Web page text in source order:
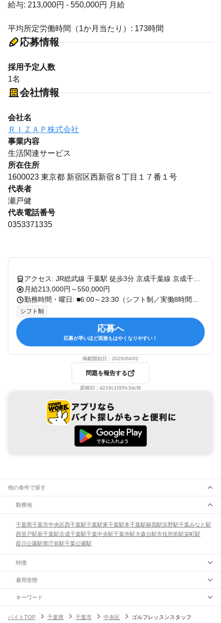
給与: 213,000円 - 550,000円 月給
平均所定労働時間（1か月当たり）: 173時間
応募情報
採用予定人数
1名
会社情報
会社名
ＲＩＺＡＰ株式会社
事業内容
生活関連サービス
所在住所
1600023 東京都 新宿区西新宿８丁目１７番１号
代表者
瀬戸健
代表電話番号
0353371335
月給213,000円～550,000円
シフト制
応募へ
応募が早いほど面接もはやくなりやすい！
掲載開始日： 2026/04/02
問題を報告する
原稿ID： d219c1f35fc3dcf8
他の条件で探す
勤務地
千葉県千葉市中央区西千葉駅千葉駅東千葉駅本千葉駅蘇我駅浜野駅千葉みなと駅
西登戸駅新千葉駅京成千葉駅千葉中央駅千葉寺駅大森台駅市役所前駅栄町駅
葭川公園駅県庁前駅千葉公園駅
特徴
雇用形態
キーワード
バイトTOP 千葉県 千葉市 中央区 ゴルフレッスンスタッフ